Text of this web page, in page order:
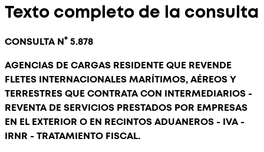
Texto completo de la consulta
CONSULTA N° 5.878
AGENCIAS DE CARGAS RESIDENTE QUE REVENDE
FLETES INTERNACIONALES MARÍTIMOS, AÉREOS Y
TERRESTRES QUE CONTRATA CON INTERMEDIARIOS -
REVENTA DE SERVICIOS PRESTADOS POR EMPRESAS
EN EL EXTERIOR O EN RECINTOS ADUANEROS - IVA -
IRNR - TRATAMIENTO FISCAL.